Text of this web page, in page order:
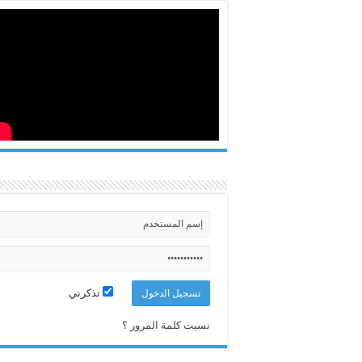
تذكرني
نسيت كلمة المرور ؟